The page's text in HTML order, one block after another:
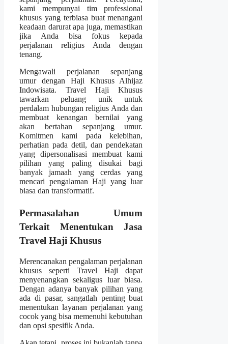
kami mempunyai tim professional
khusus yang terbiasa buat menangani
keadaan darurat apa juga, memastikan
jika Anda bisa fokus kepada
perjalanan religius Anda dengan
tenang.
Mengawali perjalanan sepanjang
umur dengan Haji Khusus Alhijaz
Indowisata. Travel Haji Khusus
tawarkan peluang unik untuk
perdalam hubungan religius Anda dan
membuat kenangan bernilai yang
akan bertahan sepanjang umur.
Komitmen kami pada kelebihan,
perhatian pada detil, dan pendekatan
yang dipersonalisasi membuat kami
pilihan yang paling disukai bagi
banyak jamaah yang cerdas yang
mencari pengalaman Haji yang luar
biasa dan transformatif.
Permasalahan Umum
Terkait Menentukan Jasa
Travel Haji Khusus
Merencanakan pengalaman perjalanan
khusus seperti Travel Haji dapat
menyenangkan sekaligus luar biasa.
Dengan adanya banyak pilihan yang
ada di pasar, sangatlah penting buat
menentukan layanan perjalanan yang
cocok yang bisa memenuhi kebutuhan
dan opsi spesifik Anda.